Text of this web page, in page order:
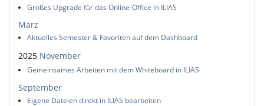
Großes Upgrade für das Online-Office in ILIAS
März
Aktuelles Semester & Favoriten auf dem Dashboard
2025 November
Gemeinsames Arbeiten mit dem Whiteboard in ILIAS
September
Eigene Dateien direkt in ILIAS bearbeiten